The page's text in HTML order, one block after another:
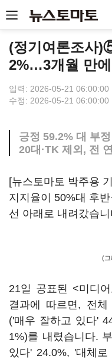
(정기여론조사
2%…3개월 만
입력: 2026-05-21 06:00:00
수정: 2026-05-21 06:00:00
긍정 59.2% 대 부
20대·TK 제외, 전
[뉴스토마토 박주용
지지율이 50%대 후
선 아래로 내려갔습니
(그
21일 공표된 <미디
결과에 따르면, 전
('매우 잘하고 있다'
1%)를 내렸습니다.
있다' 24.0%, '대체